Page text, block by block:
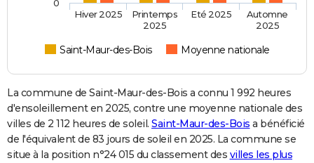
Saint-Maur-des-Bois Moyenne nationale
Hiver 2025
Printemps
2025
Eté 2025
Automne
2025
0
La commune de Saint-Maur-des-Bois a connu 1 992 heures
d'ensoleillement en 2025, contre une moyenne nationale des
villes de 2 112 heures de soleil. Saint-Maur-des-Bois a bénéficié
de l'équivalent de 83 jours de soleil en 2025. La commune se
situe à la position n°24 015 du classement des villes les plus